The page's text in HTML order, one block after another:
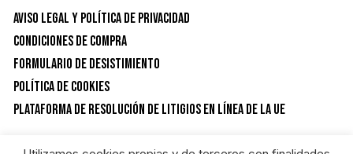
Aviso Legal y Política de privacidad
Condiciones de Compra
Formulario de desistimiento
Política de Cookies
Plataforma de resolución de litigios en línea de la UE